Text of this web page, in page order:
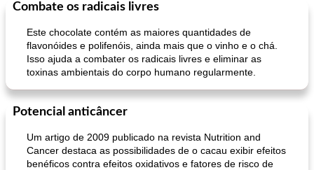
30 min
Bolos
muffins de farelo de harriet sopa de lentilha líbia
Combate os radicais livres
Este chocolate contém as maiores quantidades de
flavonóides e polifenóis, ainda mais que o vinho e o chá.
Isso ajuda a combater os radicais livres e eliminar as
toxinas ambientais do corpo humano regularmente.
Potencial anticâncer
Um artigo de 2009 publicado na revista Nutrition and
Cancer destaca as possibilidades de o cacau exibir efeitos
benéficos contra efeitos oxidativos e fatores de risco de